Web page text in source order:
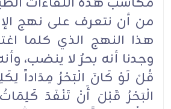
من أن نتعرف على نهج
هذا النهج الذي كلما
وجدنا أنه بحرٌ لا ينضب،
قُلْ لَوْ كَانَ الْبَحْرُ مِدَاداً
الْبَحْرُ قَبْلَ أَنْ تَنْفَدَ